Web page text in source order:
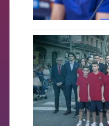
FCB Barcelona badge